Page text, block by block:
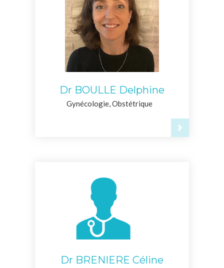
Dr BOULLE Delphine
Gynécologie, Obstétrique
Dr BRENIERE Céline